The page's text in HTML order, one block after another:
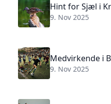
Hint for Sjæl i
9. Nov 2025
Medvirkende i
9. Nov 2025